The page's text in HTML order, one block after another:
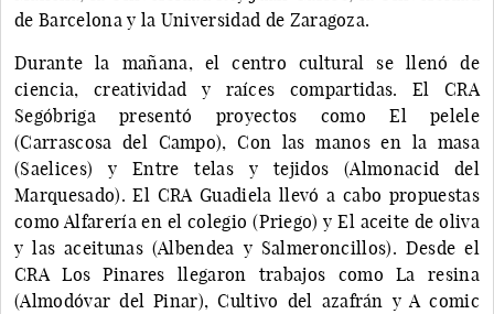
de Barcelona y la Universidad de Zaragoza.
Durante la mañana, el centro cultural se llenó de
ciencia, creatividad y raíces compartidas. El CRA
Segóbriga presentó proyectos como El pelele
(Carrascosa del Campo), Con las manos en la masa
(Saelices) y Entre telas y tejidos (Almonacid del
Marquesado). El CRA Guadiela llevó a cabo propuestas
como Alfarería en el colegio (Priego) y El aceite de oliva
y las aceitunas (Albendea y Salmeroncillos). Desde el
CRA Los Pinares llegaron trabajos como La resina
(Almodóvar del Pinar), Cultivo del azafrán y A comic